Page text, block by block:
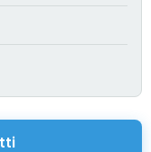
del Made in Italy